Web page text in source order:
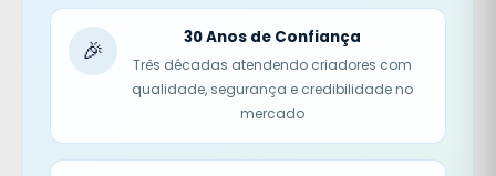
🎉 30 Anos de Confiança
Três décadas atendendo criadores com
qualidade, segurança e credibilidade no
mercado